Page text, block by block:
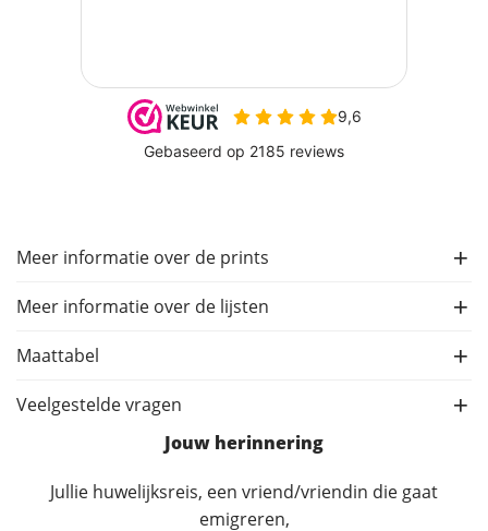
Meer informatie over de prints
Meer informatie over de lijsten
Maattabel
Veelgestelde vragen
Jouw herinnering
Jullie huwelijksreis, een vriend/vriendin die gaat
emigreren,